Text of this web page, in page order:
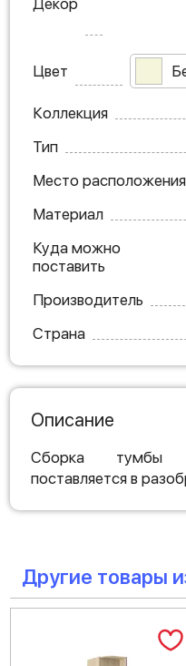
Декор
Цвет
Коллекция
Тип
Место расположения
Материал
Куда можно
поставить
Производитель
Страна
Описание
Сборка тумбы
поставляется в
Другие товары